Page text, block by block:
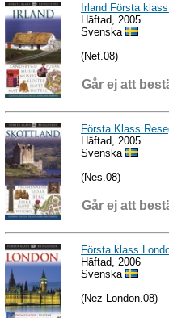
Irland Första
Häftad, 2005
Svenska
(Net.08)
Går ej att
Första Klass
Häftad, 2005
Svenska
(Nes.08)
Går ej att
Första klass
Häftad, 2006
Svenska
(Nez London.08)